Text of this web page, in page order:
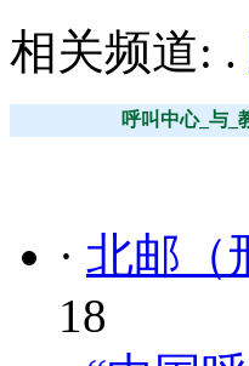
相关频道: .
呼叫中心_与_
· 北邮（
18